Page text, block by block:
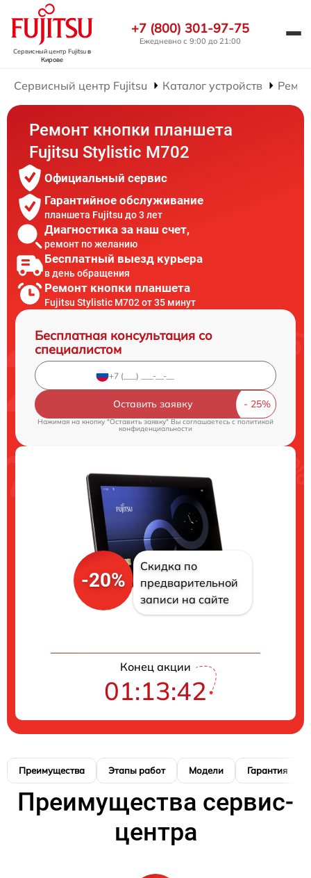
Сервисный центр Fujitsuв
Кирове
+7 (800) 301-97-75
Ежедневно с 9:00 до 21:00
Сервисный центр Fujitsu Каталог устройств
Ремонт кнопки планшета
Fujitsu Stylistic M702
Официальный сервис
Гарантийное обслуживание
планшета Fujitsu до 3 лет
Диагностика за наш счет,
ремонт по желанию
Бесплатный выезд курьера
в день обращения
Ремонт кнопки планшета
Fujitsu Stylistic M702 от 35 минут
Бесплатная консультация со
специалистом
Оставить заявку
Нажимая на кнопку "Оставить заявку" Вы соглашаетесь cполитикой
конфиденциальности
-20%
Скидка по
предварительной
записи на сайте
Конец акции
01:13:41
Преимущества Этапы работ Модели Гарантия
Преимущества сервис-
центра